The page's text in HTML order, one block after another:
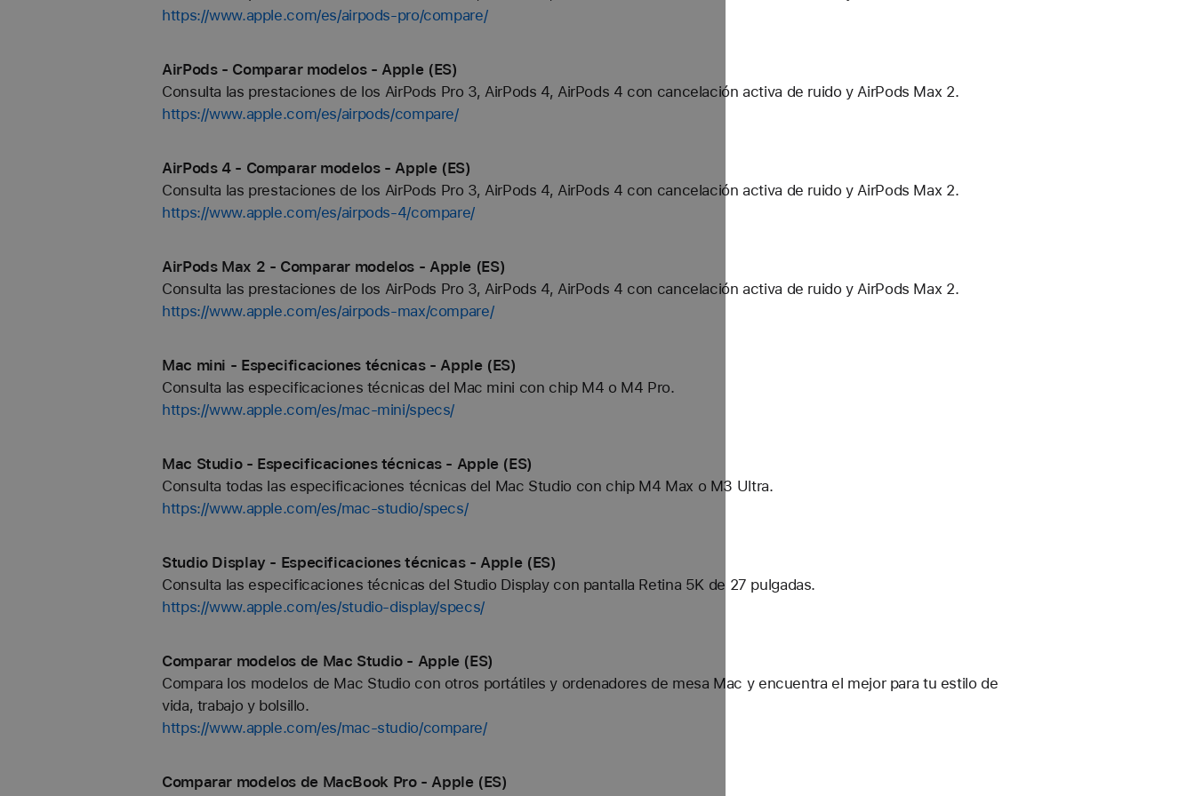
https://www.apple.com/es/airpods-pro/compare/
AirPods - Comparar modelos - Apple (ES)
Consulta las prestaciones de los AirPods Pro 3, AirPods 4, AirPods 4 con cancelación activa de ruido y AirPods Max 2.
https://www.apple.com/es/airpods/compare/
AirPods 4 - Comparar modelos - Apple (ES)
Consulta las prestaciones de los AirPods Pro 3, AirPods 4, AirPods 4 con cancelación activa de ruido y AirPods Max 2.
https://www.apple.com/es/airpods-4/compare/
AirPods Max 2 - Comparar modelos - Apple (ES)
Consulta las prestaciones de los AirPods Pro 3, AirPods 4, AirPods 4 con cancelación activa de ruido y AirPods Max 2.
https://www.apple.com/es/airpods-max/compare/
Mac mini - Especificaciones técnicas - Apple (ES)
Consulta las especificaciones técnicas del Mac mini con chip M4 o M4 Pro.
https://www.apple.com/es/mac-mini/specs/
Mac Studio - Especificaciones técnicas - Apple (ES)
Consulta todas las especificaciones técnicas del Mac Studio con chip M4 Max o M3 Ultra.
https://www.apple.com/es/mac-studio/specs/
Studio Display - Especificaciones técnicas - Apple (ES)
Consulta las especificaciones técnicas del Studio Display con pantalla Retina 5K de 27 pulgadas.
https://www.apple.com/es/studio-display/specs/
Comparar modelos de Mac Studio - Apple (ES)
Compara los modelos de Mac Studio con otros portátiles y ordenadores de mesa Mac y encuentra el mejor para tu estilo de
vida, trabajo y bolsillo.
https://www.apple.com/es/mac-studio/compare/
Comparar modelos de MacBook Pro - Apple (ES)